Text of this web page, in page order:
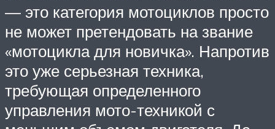
— это категория мотоциклов просто
не может претендовать на звание
«мотоцикла для новичка». Напротив
это уже серьезная техника,
требующая определенного
управления мото-техникой с